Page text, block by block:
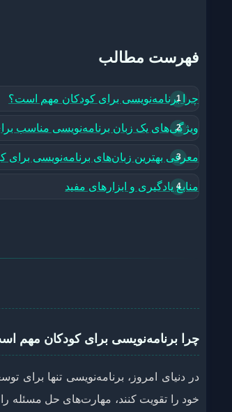
فهرست مطالب
چرا برنامه‌نویسی برای کودکان مهم است؟
ویژگی‌های یک زبان برنامه‌نویسی مناسب
معرفی بهترین زبان‌های برنامه‌نویسی برای
منابع یادگیری و ابزارهای مفید
چرا برنامه‌نویسی برای کودکان مهم
در دنیای امروز، برنامه‌نویسی تنها برای
خود را تقویت کنند، مهارت‌های حل مسئله